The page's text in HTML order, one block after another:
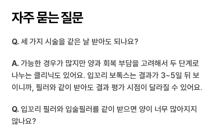
자주 묻는 질문
Q. 세 가지 시술을 같은 날 받아도 되나요?
A. 가능한 경우가 많지만 양과 회복 부담을 고려해서 두 단계로
나누는 클리닉도 있어요. 입꼬리 보톡스는 결과가 3~5일 뒤 보
이니까, 필러와 같이 받아도 결과 평가 시점이 달라질 수 있어요.
Q. 입꼬리 필러와 입술필러를 같이 받으면 양이 너무 많아지지
않나요?